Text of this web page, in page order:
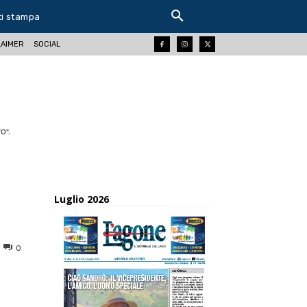
stampa
SOCIAL
0
Tumblr Telegram
Luglio 2026